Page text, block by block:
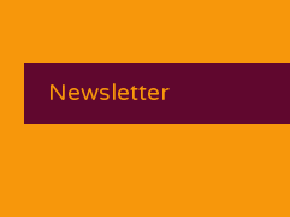
Newsletter